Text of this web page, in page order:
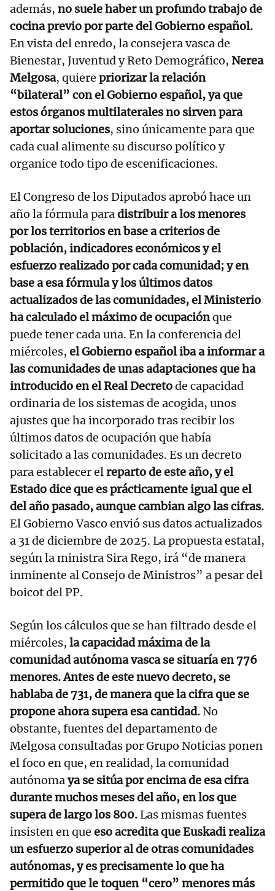
además, no suele haber un profundo trabajo de
cocina previo por parte del Gobierno español.
En vista del enredo, la consejera vasca de
Bienestar, Juventud y Reto Demográfico, Nerea
Melgosa, quiere priorizar la relación
“bilateral” con el Gobierno español, ya que
estos órganos multilaterales no sirven para
aportar soluciones, sino únicamente para que
cada cual alimente su discurso político y
organice todo tipo de escenificaciones.
El Congreso de los Diputados aprobó hace un
año la fórmula paradistribuir a los menores
por los territorios en base a criterios de
población, indicadores económicos y el
esfuerzo realizado por cada comunidad; y en
base a esa fórmula y los últimos datos
actualizados de las comunidades, el Ministerio
ha calculado el máximo de ocupaciónque
puede tener cada una. En la conferencia del
miércoles, el Gobierno español iba a informar a
las comunidades de unas adaptaciones que ha
introducido en el Real Decretode capacidad
ordinaria de los sistemas de acogida, unos
ajustes que ha incorporado tras recibir los
últimos datos de ocupación que había
solicitado a las comunidades. Es un decreto
para establecer elreparto de este año, y el
Estado dice que es prácticamente igual que el
del año pasado, aunque cambian algo las cifras.
El Gobierno Vasco envió sus datos actualizados
a 31 de diciembre de 2025. La propuesta estatal,
según la ministra Sira Rego, irá “de manera
inminente al Consejo de Ministros” a pesar del
boicot del PP.
Según los cálculos que se han filtrado desde el
miércoles, la capacidad máxima de la
comunidad autónoma vasca se situaría en 776
menores. Antes de este nuevo decreto, se
hablaba de 731, de manera que la cifra que se
propone ahora supera esa cantidad. No
obstante, fuentes del departamento de
Melgosa consultadas por Grupo Noticias ponen
el foco en que, en realidad, la comunidad
autónomaya se sitúa por encima de esa cifra
durante muchos meses del año, en los que
supera de largo los 800.Las mismas fuentes
insisten en que eso acredita que Euskadi realiza
un esfuerzo superior al de otras comunidades
autónomas, y es precisamente lo que ha
permitido que le toquen “cero” menores más